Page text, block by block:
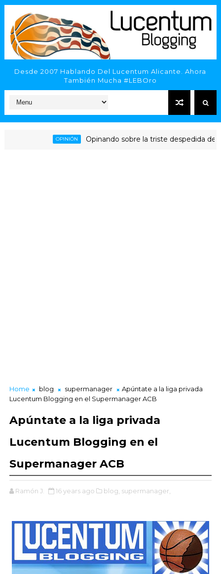
Desde 2007 Hablando Del Lucentum Alicante. Ahora
También Mucha #LEBOro
OPINIÓN Opinando sobre la triste despedida del HLA
Home blog supermanager
Apúntate a la liga privada
Lucentum Blogging en el Supermanager ACB
Apúntate a la liga privada
Lucentum Blogging en el
Supermanager ACB
Ramón J. 16 years ago blog, supermanager,